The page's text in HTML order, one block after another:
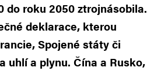
do roku 2050 ztrojnásobila.
deklarace, kterou
Spojené státy či
uhlí a plynu. Čína a Rusko,